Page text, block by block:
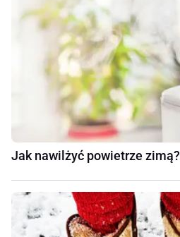
Jak nawilżyć powietrze zimą?